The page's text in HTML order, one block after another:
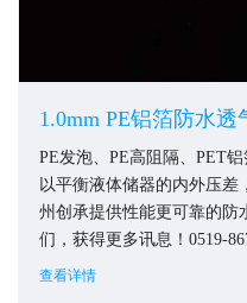
1.0mm PE铝箔防水
PE发泡、PE高阻隔、PET
以平衡液体储器的内外压差
州创承提供性能更可靠的防
们，获得更多讯息！0519-
查看详情